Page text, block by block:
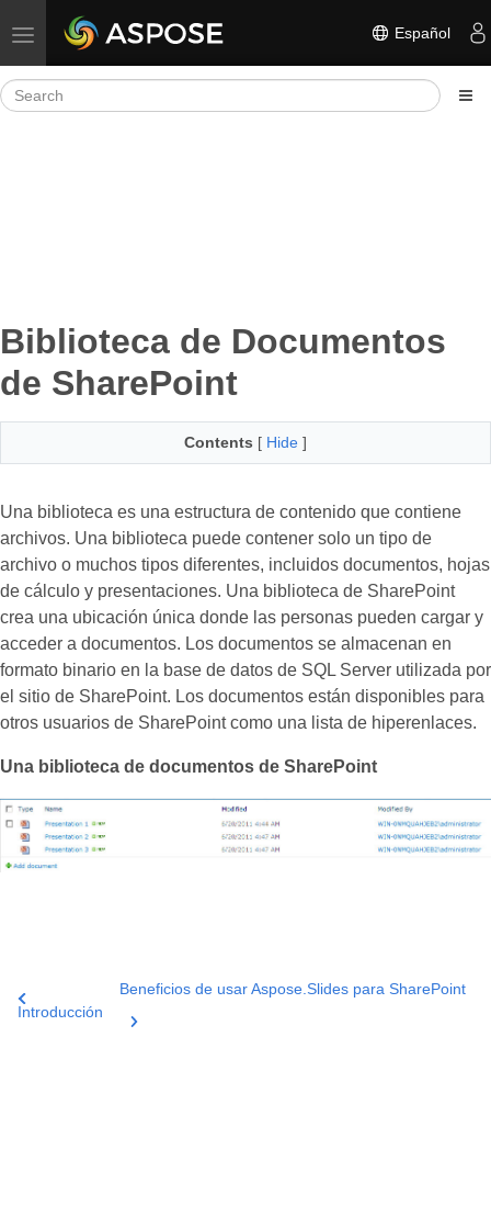
Toggle navigation Español
Biblioteca de Documentos
de SharePoint
Contents [ Hide ]
Una biblioteca es una estructura de contenido que contiene
archivos. Una biblioteca puede contener solo un tipo de
archivo o muchos tipos diferentes, incluidos documentos, hojas
de cálculo y presentaciones. Una biblioteca de SharePoint
crea una ubicación única donde las personas pueden cargar y
acceder a documentos. Los documentos se almacenan en
formato binario en la base de datos de SQL Server utilizada por
el sitio de SharePoint. Los documentos están disponibles para
otros usuarios de SharePoint como una lista de hiperenlaces.
Una biblioteca de documentos de SharePoint
Introducción
Beneficios de usar Aspose.Slides para SharePoint